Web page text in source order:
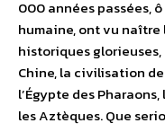
000 années passées,
humaine, ont vu
historiques glorieuses,
Chine, la civilisation
l’Égypte des
les Aztèques. Que